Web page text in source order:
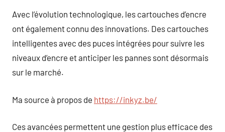
Avec l’évolution technologique, les cartouches d’encre
ont également connu des innovations. Des cartouches
intelligentes avec des puces intégrées pour suivre les
niveaux d’encre et anticiper les pannes sont désormais
sur le marché.
Ma source à propos de https://inkyz.be/
Ces avancées permettent une gestion plus efficace des